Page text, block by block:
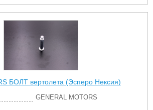
БОЛТ вертолета (Эсперо Нексия)
GENERAL MOTORS